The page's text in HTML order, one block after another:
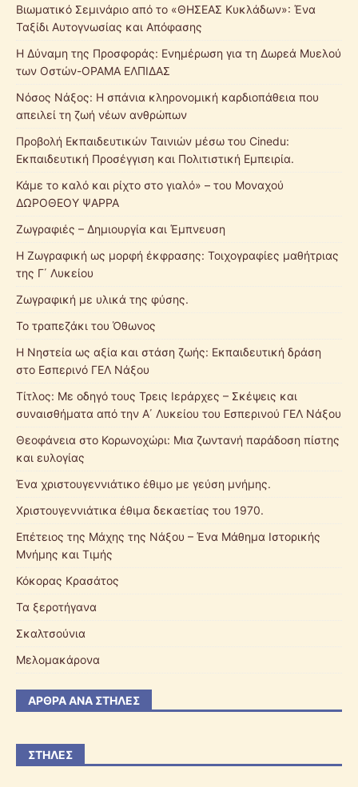
Βιωματικό Σεμινάριο από το «ΘΗΣΕΑΣ Κυκλάδων»: Ένα
Ταξίδι Αυτογνωσίας και Απόφασης
Η Δύναμη της Προσφοράς: Ενημέρωση για τη Δωρεά Μυελού
των Οστών-ΟΡΑΜΑ ΕΛΠΙΔΑΣ
Νόσος Νάξος: Η σπάνια κληρονομική καρδιοπάθεια που
απειλεί τη ζωή νέων ανθρώπων
Προβολή Εκπαιδευτικών Ταινιών μέσω του Cinedu:
Εκπαιδευτική Προσέγγιση και Πολιτιστική Εμπειρία.
Κάμε το καλό και ρίχτο στο γιαλό» – του Μοναχού
ΔΩΡΟΘΕΟΥ ΨΑΡΡΑ
Ζωγραφιές – Δημιουργία και Έμπνευση
Η Ζωγραφική ως μορφή έκφρασης: Τοιχογραφίες μαθήτριας
της Γ΄ Λυκείου
Ζωγραφική με υλικά της φύσης.
Το τραπεζάκι του Όθωνος
Η Νηστεία ως αξία και στάση ζωής: Εκπαιδευτική δράση
στο Εσπερινό ΓΕΛ Νάξου
Τίτλος: Με οδηγό τους Τρεις Ιεράρχες – Σκέψεις και
συναισθήματα από την Α΄ Λυκείου του Εσπερινού ΓΕΛ Νάξου
Θεοφάνεια στο Κορωνοχώρι: Μια ζωντανή παράδοση πίστης
και ευλογίας
Ένα χριστουγεννιάτικο έθιμο με γεύση μνήμης.
Χριστουγεννιάτικα έθιμα δεκαετίας του 1970.
Επέτειος της Μάχης της Νάξου – Ένα Μάθημα Ιστορικής
Μνήμης και Τιμής
Κόκορας Κρασάτος
Τα ξεροτήγανα
Σκαλτσούνια
Μελομακάρονα
ΆΡΘΡΑ ΑΝΆ ΣΤΉΛΕΣ
ΣΤΉΛΕΣ